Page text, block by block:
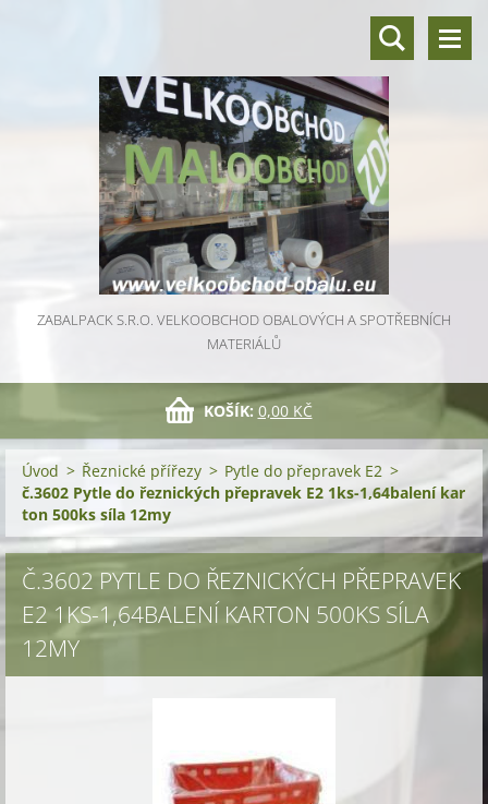
ZABALPACK S.R.O. VELKOOBCHOD OBALOVÝCH A SPOTŘEBNÍCH
MATERIÁLŮ
KOŠÍK: 0,00 KČ
Úvod > Řeznické přířezy > Pytle do přepravek E2 >
č.3602 Pytle do řeznických přepravek E2 1ks-1,64balení kar
ton 500ks síla 12my
Č.3602 PYTLE DO ŘEZNICKÝCH PŘEPRAVEK
E2 1KS-1,64BALENÍ KARTON 500KS SÍLA
12MY